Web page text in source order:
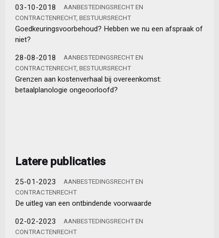
03-10-2018
AANBESTEDINGSRECHT EN
CONTRACTENRECHT, BESTUURSRECHT
Goedkeuringsvoorbehoud? Hebben we nu een afspraak of
niet?
28-08-2018
AANBESTEDINGSRECHT EN
CONTRACTENRECHT, BESTUURSRECHT
Grenzen aan kostenverhaal bij overeenkomst:
betaalplanologie ongeoorloofd?
Latere publicaties
25-01-2023
AANBESTEDINGSRECHT EN
CONTRACTENRECHT
De uitleg van een ontbindende voorwaarde
02-02-2023
AANBESTEDINGSRECHT EN
CONTRACTENRECHT